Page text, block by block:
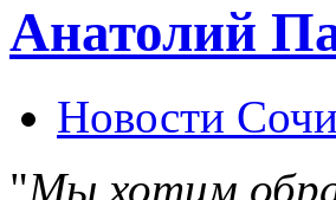
Анатолий
Новости Сочи
"Мы хотим